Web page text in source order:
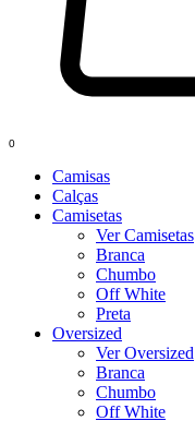
0
Camisas
Calças
Camisetas
Ver Camisetas
Branca
Chumbo
Off White
Preta
Oversized
Ver Oversized
Branca
Chumbo
Off White